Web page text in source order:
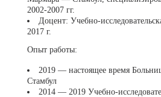
2002-2007 гг.
Доцент: Учебно-
2017 г.
Опыт работы:
2019 — настоящее время
Стамбул
2014 — 2019 Учебно-